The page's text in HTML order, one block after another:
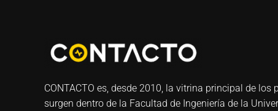
CONTACTO es, desde 2010, la vitrina principal de
surgen dentro de la Facultad de Ingeniería de la